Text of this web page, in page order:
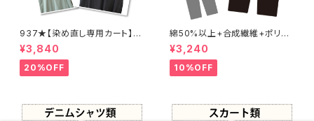
937★【染め直し専用カート】4
800円
¥3,840
20%OFF
綿50%以上+合成繊維+ポリウ
レタン 黒染め パンツ 【元色：
黒】 -染め直し[漆黒 - Black]4
01-0076
¥3,240
10%OFF